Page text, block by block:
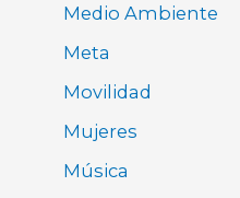
Medio Ambiente
Meta
Movilidad
Mujeres
Música